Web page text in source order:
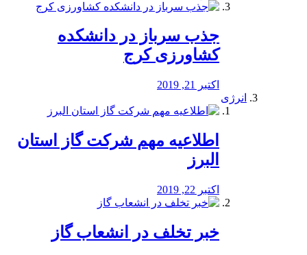
جذب سرباز در دانشکده
کشاورزی کرج
اکتبر 21, 2019
انرژی
️اطلاعیه مهم شرکت گاز استان
البرز
اکتبر 22, 2019
خبر تخلف در انشعاب گاز